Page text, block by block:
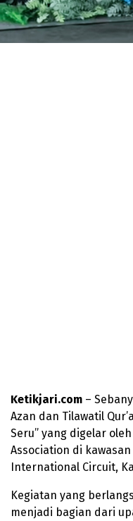
Ketikjari.com –
Azan dan Tilawatil
Seru” yang digelar
Association di
International Circuit,
Kegiatan yang
menjadi bagian dari